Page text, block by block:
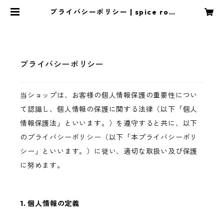
プライバシーポリシー | spice roo
プライバシーポリシー
当ショップは、お客様の個人情報保護の重要性につい
て認識し、個人情報の保護に関する法律（以下「個人
情報保護法」といいます。）を遵守すると共に、以下
のプライバシーポリシー（以下「本プライバシーポリ
シー」といいます。）に従い、適切な取扱い及び保護
に努めます。
1. 個人情報の定義